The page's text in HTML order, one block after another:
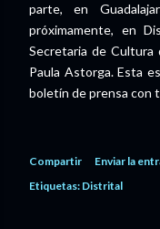
parte, en
próximamente, en
Secretaria de Cultura
Paula Astorga. Esta
boletín de prensa con
Compartir
Enviar la
Etiquetas: Distrital